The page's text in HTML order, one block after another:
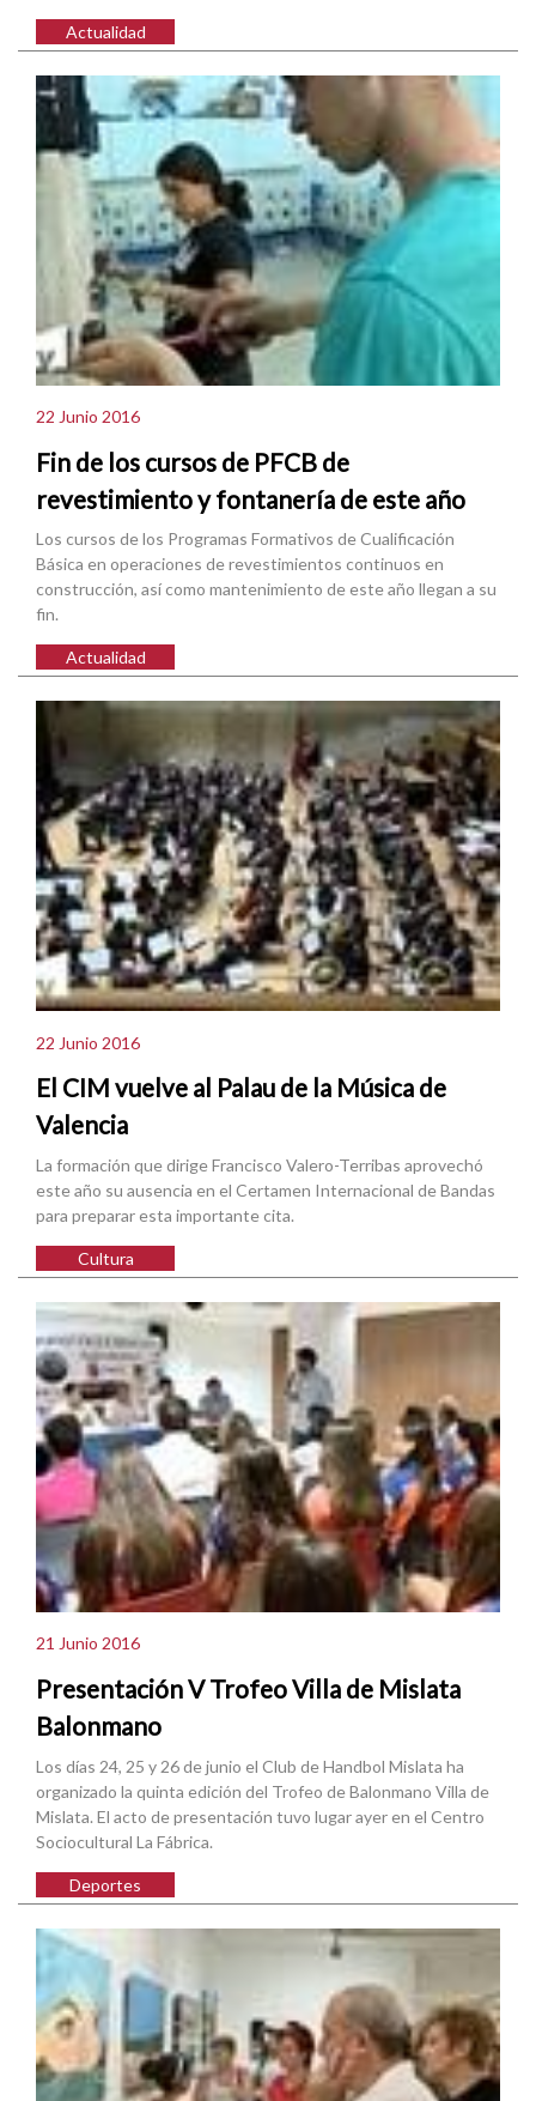
Actualidad
22 Junio 2016
Fin de los cursos de PFCB de
revestimiento y fontanería de este año
Los cursos de los Programas Formativos de Cualificación
Básica en operaciones de revestimientos continuos en
construcción, así como mantenimiento de este año llegan a su
fin.
Actualidad
22 Junio 2016
El CIM vuelve al Palau de la Música de
Valencia
La formación que dirige Francisco Valero-Terribas aprovechó
este año su ausencia en el Certamen Internacional de Bandas
para preparar esta importante cita.
Cultura
21 Junio 2016
Presentación V Trofeo Villa de Mislata
Balonmano
Los días 24, 25 y 26 de junio el Club de Handbol Mislata ha
organizado la quinta edición del Trofeo de Balonmano Villa de
Mislata. El acto de presentación tuvo lugar ayer en el Centro
Sociocultural La Fábrica.
Deportes